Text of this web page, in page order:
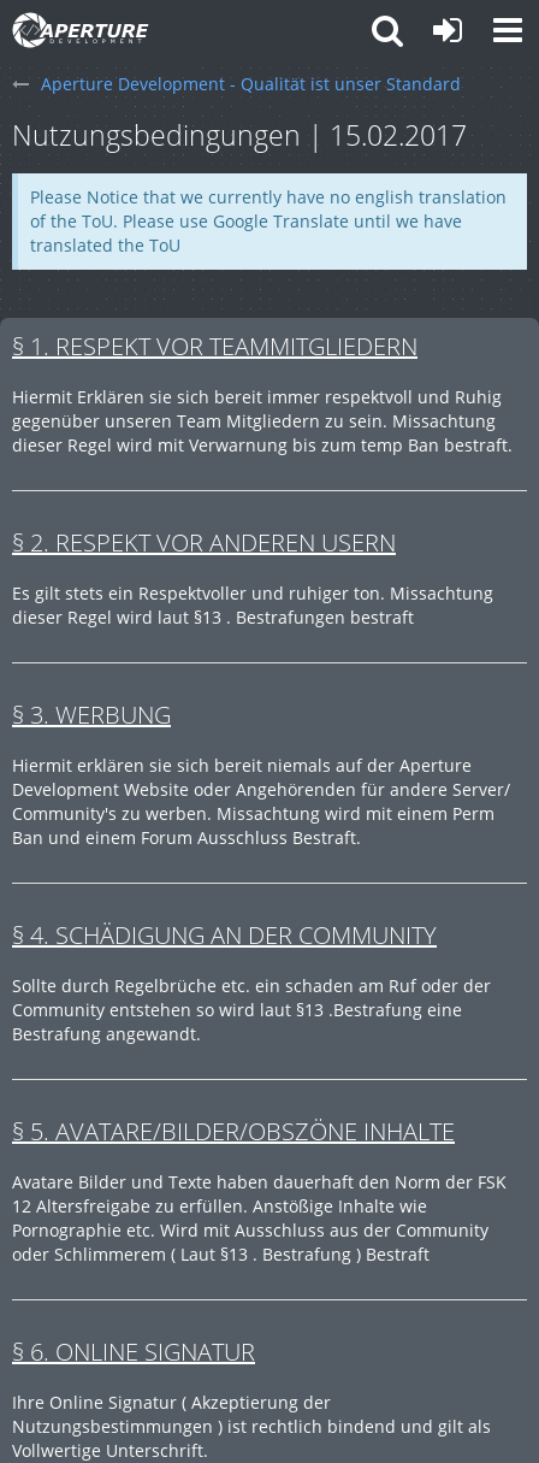
Aperture Development - Qualität ist unser Standard
Nutzungsbedingungen | 15.02.2017
Please Notice that we currently have no english translation
of the ToU. Please use Google Translate until we have
translated the ToU
§ 1. RESPEKT VOR TEAMMITGLIEDERN
Hiermit Erklären sie sich bereit immer respektvoll und Ruhig
gegenüber unseren Team Mitgliedern zu sein. Missachtung
dieser Regel wird mit Verwarnung bis zum temp Ban bestraft.
§ 2. RESPEKT VOR ANDEREN USERN
Es gilt stets ein Respektvoller und ruhiger ton. Missachtung
dieser Regel wird laut §13 . Bestrafungen bestraft
§ 3. WERBUNG
Hiermit erklären sie sich bereit niemals auf der Aperture
Development Website oder Angehörenden für andere Server/
Community's zu werben. Missachtung wird mit einem Perm
Ban und einem Forum Ausschluss Bestraft.
§ 4. SCHÄDIGUNG AN DER COMMUNITY
Sollte durch Regelbrüche etc. ein schaden am Ruf oder der
Community entstehen so wird laut §13 .Bestrafung eine
Bestrafung angewandt.
§ 5. AVATARE/BILDER/OBSZÖNE INHALTE
Avatare Bilder und Texte haben dauerhaft den Norm der FSK
12 Altersfreigabe zu erfüllen. Anstößige Inhalte wie
Pornographie etc. Wird mit Ausschluss aus der Community
oder Schlimmerem ( Laut §13 . Bestrafung ) Bestraft
§ 6. ONLINE SIGNATUR
Ihre Online Signatur ( Akzeptierung der
Nutzungsbestimmungen ) ist rechtlich bindend und gilt als
Vollwertige Unterschrift.